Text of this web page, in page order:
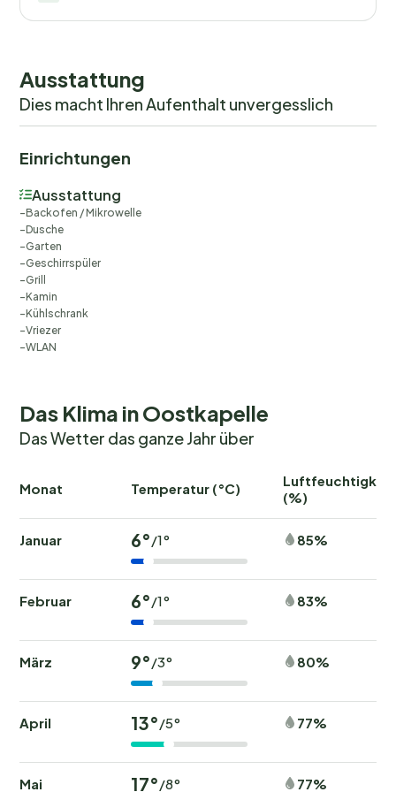
Ausstattung
Dies macht Ihren Aufenthalt unvergesslich
Einrichtungen
Ausstattung
Backofen / Mikrowelle
Dusche
Garten
Geschirrspüler
Grill
Kamin
Kühlschrank
Vriezer
WLAN
Das Klima in Oostkapelle
Das Wetter das ganze Jahr über
Monat Temperatur (°C)
Luftfeuchtigkeit
(%)
Januar 6°/1° 85%
Februar 6°/1° 83%
März 9°/3° 80%
April 13°/5° 77%
Mai 17°/8° 77%